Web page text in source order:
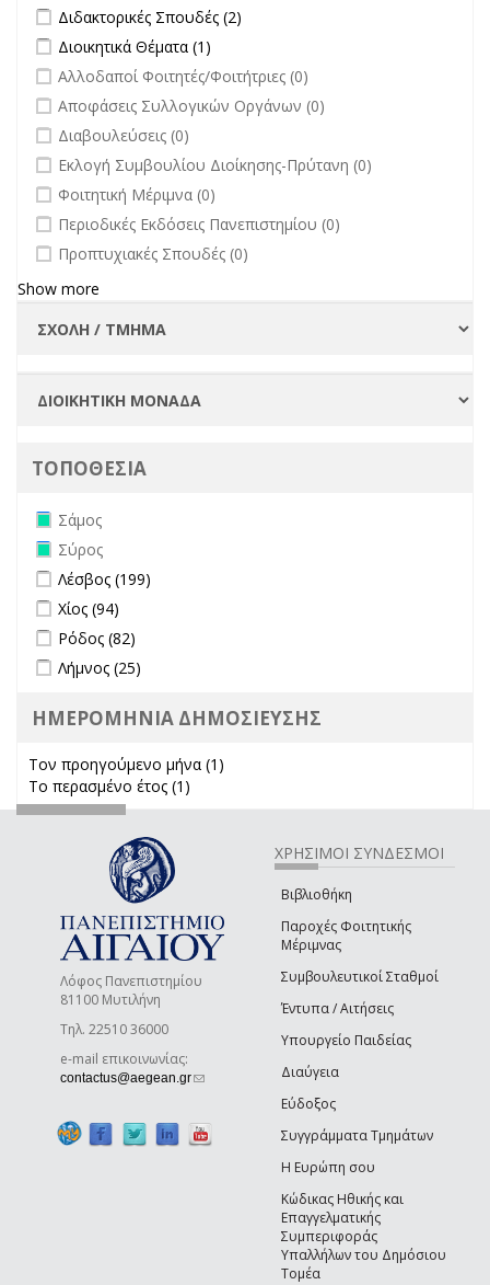
Apply Διδακτορικές Σπουδές filter
Διδακτορικές Σπουδές (2)
Apply Διοικητικά Θέματα filter
Διοικητικά Θέματα (1)
undefined
Αλλοδαποί Φοιτητές/Φοιτήτριες (0)
undefined
Αποφάσεις Συλλογικών Οργάνων (0)
undefined
Διαβουλεύσεις (0)
undefined
Εκλογή Συμβουλίου Διοίκησης-Πρύτανη (0)
undefined
Φοιτητική Μέριμνα (0)
undefined
Περιοδικές Εκδόσεις Πανεπιστημίου (0)
undefined
Προπτυχιακές Σπουδές (0)
Show more
ΤΟΠΟΘΕΣΙΑ
Remove Σάμος filter
Σάμος
Remove Σύρος filter
Σύρος
Apply Λέσβος filter
Λέσβος (199)
Apply Χίος filter
Χίος (94)
Apply Ρόδος filter
Ρόδος (82)
Apply Λήμνος filter
Λήμνος (25)
ΗΜΕΡΟΜΗΝΙΑ ΔΗΜΟΣΙΕΥΣΗΣ
Τον προηγούμενο μήνα (1)
Το περασμένο έτος (1)
Λόφος Πανεπιστημίου
81100 Μυτιλήνη
Τηλ. 22510 36000
e-mail επικοινωνίας:
contactus@aegean.gr(link sends e-mail)
ΧΡΗΣΙΜΟΙ ΣΥΝΔΕΣΜΟΙ
Βιβλιοθήκη
Παροχές Φοιτητικής
Μέριμνας
Συμβουλευτικοί Σταθμοί
Έντυπα / Αιτήσεις
Υπουργείο Παιδείας
Διαύγεια
Εύδοξος
Συγγράμματα Τμημάτων
Η Ευρώπη σου
Κώδικας Ηθικής και
Επαγγελματικής
Συμπεριφοράς
Υπαλλήλων του Δημόσιου
Τομέα